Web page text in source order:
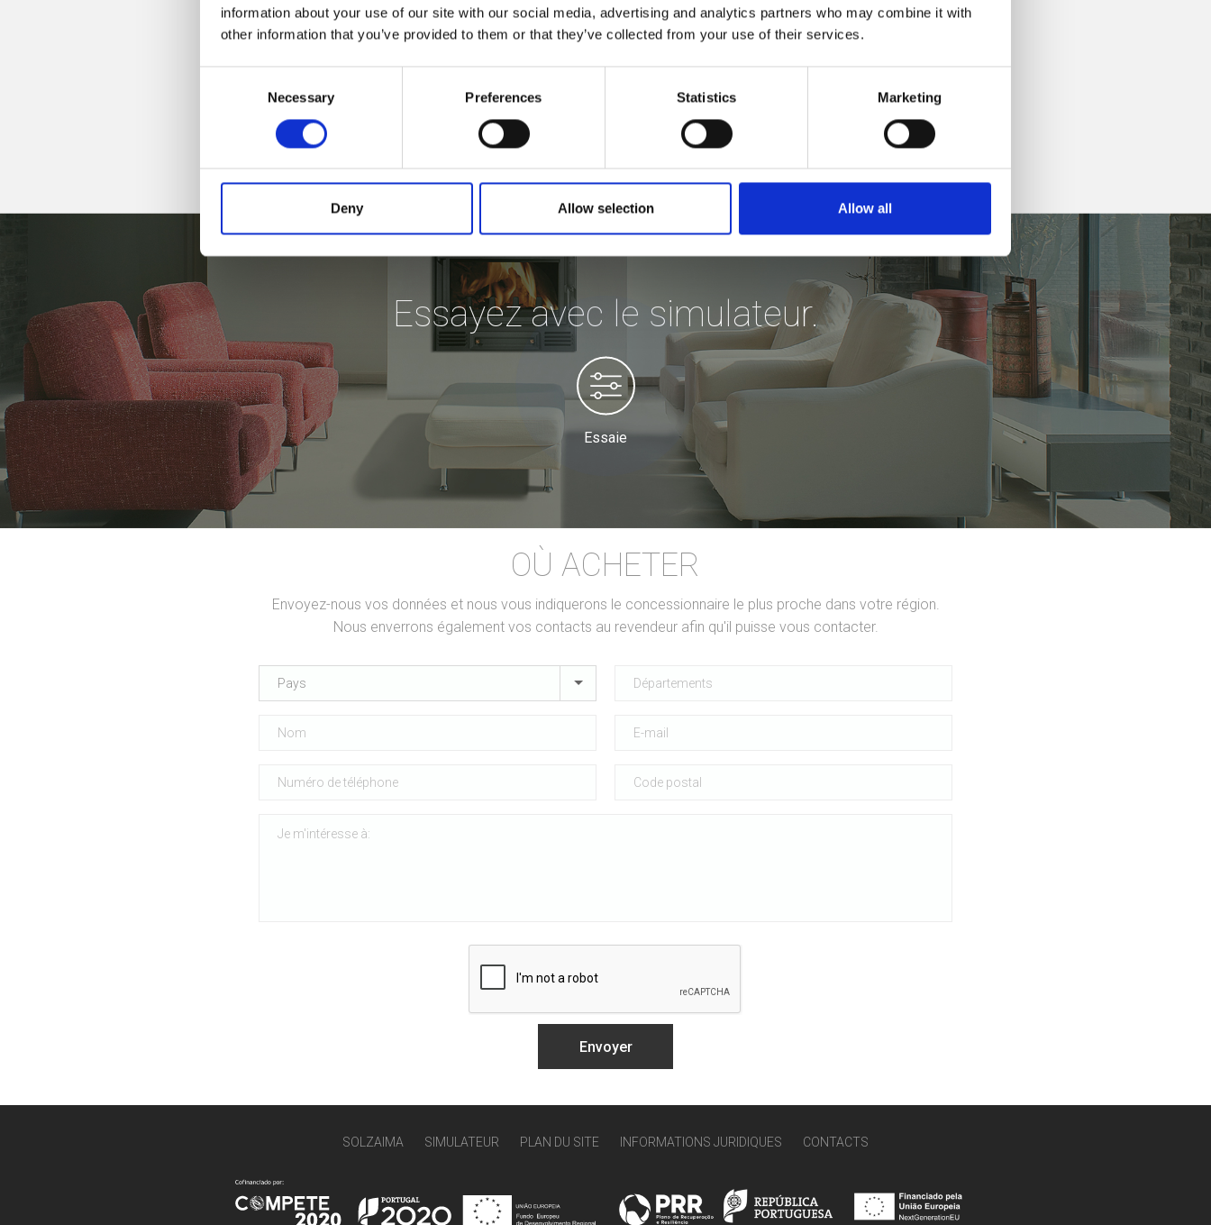
information about your use of our site with our social media, advertising and analytics partners who may combine it with
other information that you’ve provided to them or that they’ve collected from your use of their services.
Necessary Preferences Statistics Marketing
Deny Allow selection Allow all
Essayez avec le simulateur.
Essaie
OÙ ACHETER
Envoyez-nous vos données et nous vous indiquerons le concessionnaire le plus proche dans votre région.
Nous enverrons également vos contacts au revendeur afin qu'il puisse vous contacter.
Pays
SOLZAIMA SIMULATEUR PLAN DU SITE INFORMATIONS JURIDIQUES CONTACTS